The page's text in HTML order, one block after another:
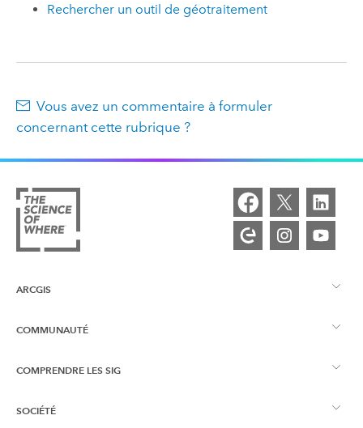
Rechercher un outil de géotraitement
Vous avez un commentaire à formuler
concernant cette rubrique ?
ARCGIS
Vue d’ensemble d’ArcGIS
COMMUNAUTÉ
Esri Community
COMPRENDRE LES SIG
Qu’est-ce qu’un SIG ?
SOCIÉTÉ